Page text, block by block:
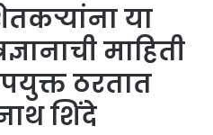
या
माहिती
ठरतात
शिंदे